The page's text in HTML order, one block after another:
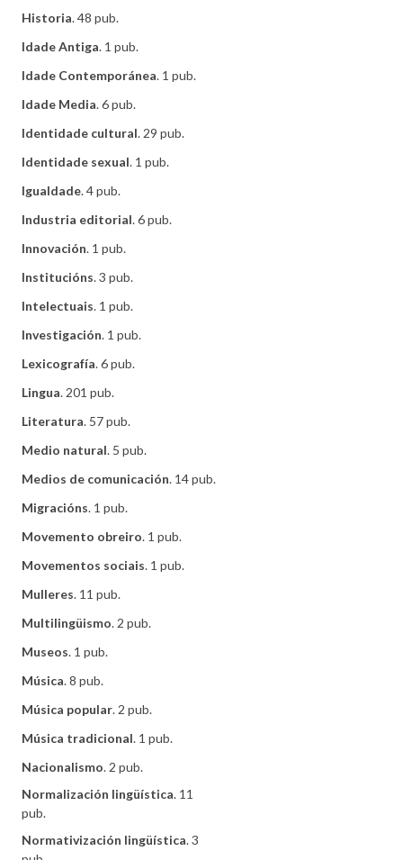
Historia. 48 pub.
Idade Antiga. 1 pub.
Idade Contemporánea. 1 pub.
Idade Media. 6 pub.
Identidade cultural. 29 pub.
Identidade sexual. 1 pub.
Igualdade. 4 pub.
Industria editorial. 6 pub.
Innovación. 1 pub.
Institucións. 3 pub.
Intelectuais. 1 pub.
Investigación. 1 pub.
Lexicografía. 6 pub.
Lingua. 201 pub.
Literatura. 57 pub.
Medio natural. 5 pub.
Medios de comunicación. 14 pub.
Migracións. 1 pub.
Movemento obreiro. 1 pub.
Movementos sociais. 1 pub.
Mulleres. 11 pub.
Multilingüismo. 2 pub.
Museos. 1 pub.
Música. 8 pub.
Música popular. 2 pub.
Música tradicional. 1 pub.
Nacionalismo. 2 pub.
Normalización lingüística. 11
pub.
Normativización lingüística. 3